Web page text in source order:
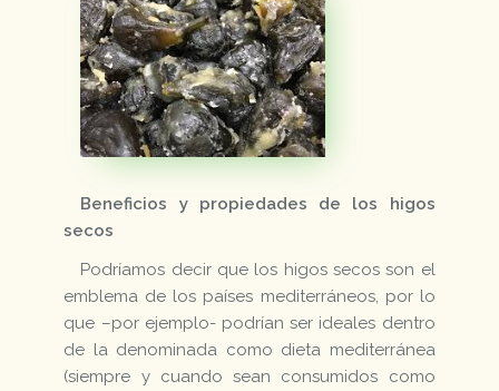
Beneficios y propiedades de los higos
secos
Podríamos decir que los higos secos son el
emblema de los países mediterráneos, por lo
que –por ejemplo- podrían ser ideales dentro
de la denominada como dieta mediterránea
(siempre y cuando sean consumidos como